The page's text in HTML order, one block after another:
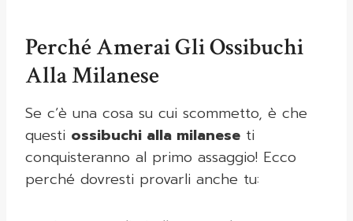
Perché Amerai Gli Ossibuchi
Alla Milanese
Se c’è una cosa su cui scommetto, è che
questi ossibuchi alla milanese ti
conquisteranno al primo assaggio! Ecco
perché dovresti provarli anche tu: